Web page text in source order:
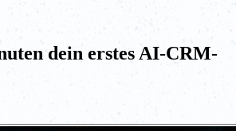
dein erstes AI-CRM-